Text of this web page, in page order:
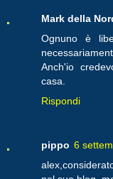
Mark della
Ognuno è
Anch'io
casa.
Rispondi
pippo 6